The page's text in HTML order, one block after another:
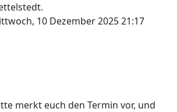
10 Dezember 2025 21:17
merkt euch den Termin vor, und